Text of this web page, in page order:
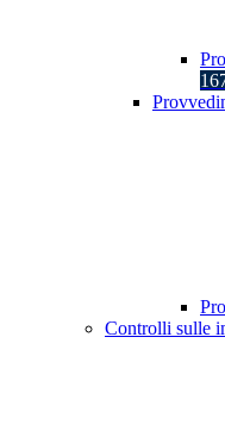
Controlli sulle